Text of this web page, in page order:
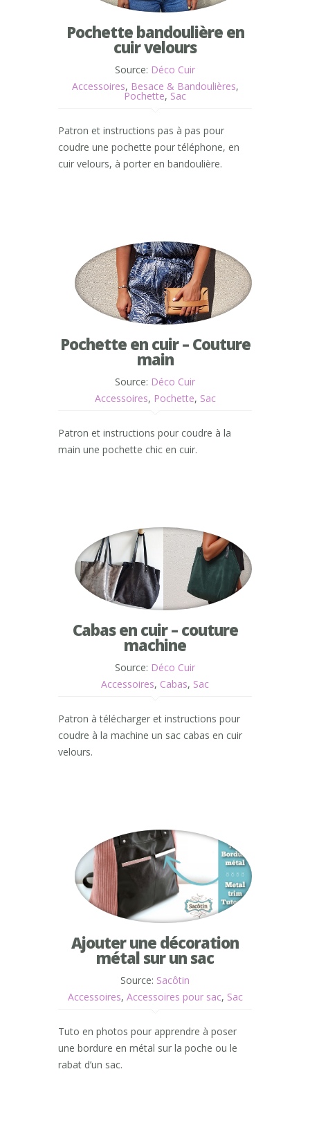
Pochette bandoulière en
cuir velours
Source: Déco Cuir
Accessoires, Besace & Bandoulières,
Pochette, Sac
Patron et instructions pas à pas pour
coudre une pochette pour téléphone, en
cuir velours, à porter en bandoulière.
Pochette en cuir – Couture
main
Source: Déco Cuir
Accessoires, Pochette, Sac
Patron et instructions pour coudre à la
main une pochette chic en cuir.
Cabas en cuir – couture
machine
Source: Déco Cuir
Accessoires, Cabas, Sac
Patron à télécharger et instructions pour
coudre à la machine un sac cabas en cuir
velours.
Ajouter une décoration
métal sur un sac
Source: Sacôtin
Accessoires, Accessoires pour sac, Sac
Tuto en photos pour apprendre à poser
une bordure en métal sur la poche ou le
rabat d’un sac.